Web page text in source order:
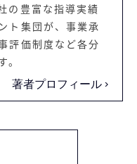
の豊富な指導実績
ト集団が、事業承
評価制度など各分
著者プロフィール